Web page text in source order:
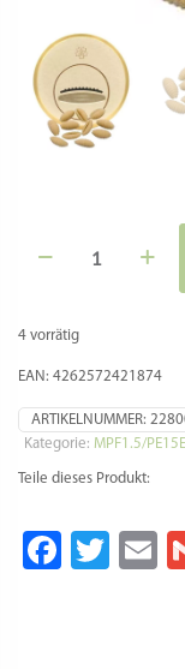
4 vorrätig
Messing
Sardi
mm
Fattorina,
MPF
PF15E
und
EAN: 4262572421874
ARTIKELNUMMER:
Kategorie: MPF1.5/
Teile dieses Produkt: